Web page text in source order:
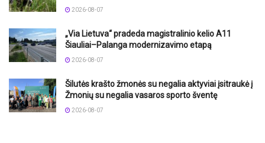
2026-08-07
„Via Lietuva“ pradeda magistralinio kelio A11
Šiauliai–Palanga modernizavimo etapą
2026-08-07
Šilutės krašto žmonės su negalia aktyviai įsitraukė į
Žmonių su negalia vasaros sporto šventę
2026-08-07